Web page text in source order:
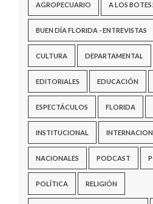
AGROPECUARIO A LOS BOTES!
BUEN DÍA FLORIDA - ENTREVISTAS
CULTURA DEPARTAMENTAL
EDITORIALES EDUCACIÓN
ESPECTÁCULOS FLORIDA
INSTITUCIONAL
NACIONALES PODCAST
POLÍTICA RELIGIÓN